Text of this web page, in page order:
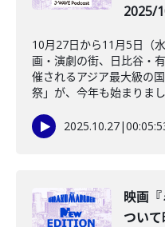
2025/
10月27日から11月5日（
画・演劇の街、日比谷・
催されるアジア最大級の
祭」が、今年も始まりま
2025.10.27|
映画
つい